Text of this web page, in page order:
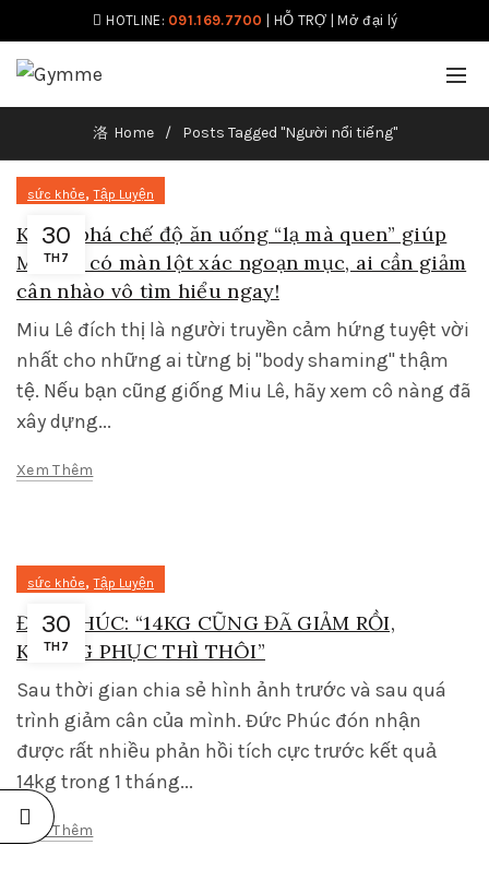
HOTLINE: 091.169.7700 HỖ TRỢ |Mở đại lý
Home Posts Tagged "Người nổi tiếng"
30
TH7
sức khỏe,Tập Luyện
Khám phá chế độ ăn uống “lạ mà quen” giúp
Miu Lê có màn lột xác ngoạn mục, ai cần giảm
cân nhào vô tìm hiểu ngay!
Miu Lê đích thị là người truyền cảm hứng tuyệt vời
nhất cho những ai từng bị "body shaming" thậm
tệ. Nếu bạn cũng giống Miu Lê, hãy xem cô nàng đã
xây dựng...
Xem Thêm
30
TH7
sức khỏe,Tập Luyện
ĐỨC PHÚC: “14KG CŨNG ĐÃ GIẢM RỒI,
KHÔNG PHỤC THÌ THÔI”
Sau thời gian chia sẻ hình ảnh trước và sau quá
trình giảm cân của mình. Đức Phúc đón nhận
được rất nhiều phản hồi tích cực trước kết quả
14kg trong 1 tháng...
Xem Thêm